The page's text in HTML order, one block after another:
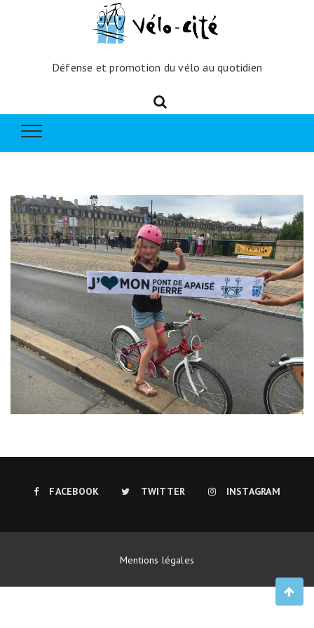
Défense et promotion du vélo au quotidien
FACEBOOK TWITTER INSTAGRAM
Mentions légales